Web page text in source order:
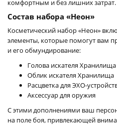
комфортным и без лишних затрат.
Состав набора «Неон»
Косметический набор «Неон»
элементы, которые помогут вам
и его обмундирование:
Голова искателя Хранилища
Облик искателя Хранилища
Расцветка для ЭХО-
Аксессуар для оружия
С этими дополнениями ваш
на поле боя, привлекающей